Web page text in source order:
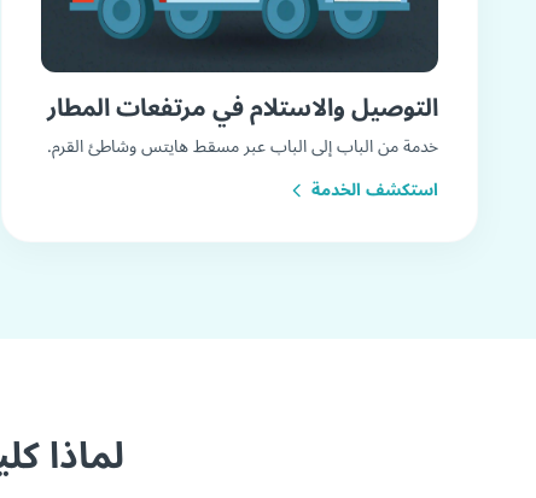
التوصيل والاستلام في مرتفعات المطار
خدمة من الباب إلى الباب عبر مسقط هايتس وشاطئ القرم.
استكشف الخدمة
لماذا